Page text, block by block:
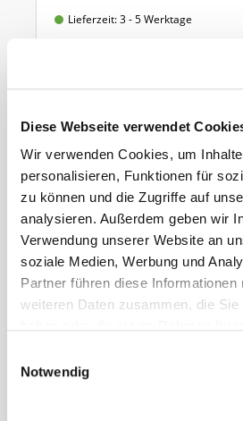
Diese Webseite verwendet
Wir verwenden Cookies, um
personalisieren, Funktionen für
zu können und die Zugriffe auf
analysieren. Außerdem geben wir
Verwendung unserer Website an
soziale Medien, Werbung und
Partner führen diese
weiteren Daten zusammen, die Sie
Notwendig
Lieferzeit: 3 - 5 Werktage
Produkte